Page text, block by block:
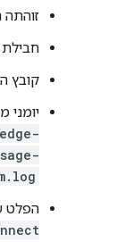
חבילת proxy ל-API
קובץ
יומני
הפלט